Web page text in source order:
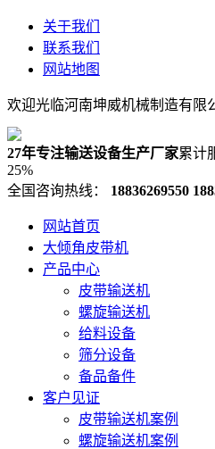
关于我们
联系我们
网站地图
欢迎光临河南坤威机械制造有限
27年专注输送设备生产厂家累计
25%
全国咨询热线：
18836269550
网站首页
大倾角皮带机
产品中心
皮带输送机
螺旋输送机
给料设备
筛分设备
备品备件
客户见证
皮带输送机案例
螺旋输送机案例